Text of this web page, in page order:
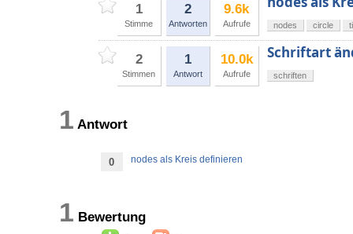
1
Stimme
2
Antworten
9.6k
Aufrufe nodes circle
2
Stimmen
1
Antwort
10.0k
Aufrufe
Schriftart
schriften
1 Antwort
0 nodes als Kreis definieren
1 Bewertung